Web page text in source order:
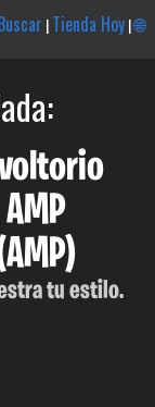
|Tienda Hoy|🌐
AMP
tu estilo.